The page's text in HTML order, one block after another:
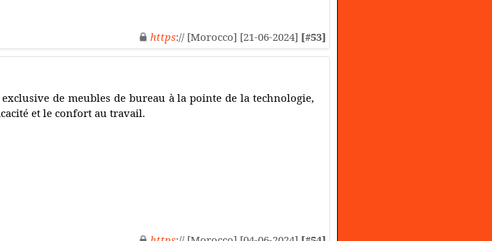
https:// [Morocco] [21-06-2024] [#53]
de meubles de bureau à la pointe de la technologie,
et le confort au travail.